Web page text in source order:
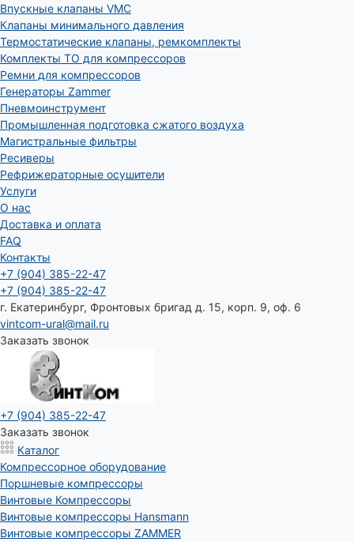
Впускные клапаны VMC
Клапаны минимального давления
Термостатические клапаны, ремкомплекты
Комплекты ТО для компрессоров
Ремни для компрессоров
Генераторы Zammer
Пневмоинструмент
Промышленная подготовка сжатого воздуха
Магистральные фильтры
Ресиверы
Рефрижераторные осушители
Услуги
О нас
Доставка и оплата
FAQ
Контакты
+7 (904) 385-22-47
+7 (904) 385-22-47
г. Екатеринбург, Фронтовых бригад д. 15, корп. 9, оф. 6
vintcom-ural@mail.ru
Заказать звонок
+7 (904) 385-22-47
Заказать звонок
Каталог
Компрессорное оборудование
Поршневые компрессоры
Винтовые Компрессоры
Винтовые компрессоры Hansmann
Винтовые компрессоры ZAMMER